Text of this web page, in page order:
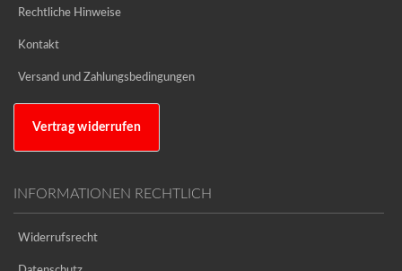
Rechtliche Hinweise
Kontakt
Versand und Zahlungsbedingungen
Vertrag widerrufen
INFORMATIONEN RECHTLICH
Widerrufsrecht